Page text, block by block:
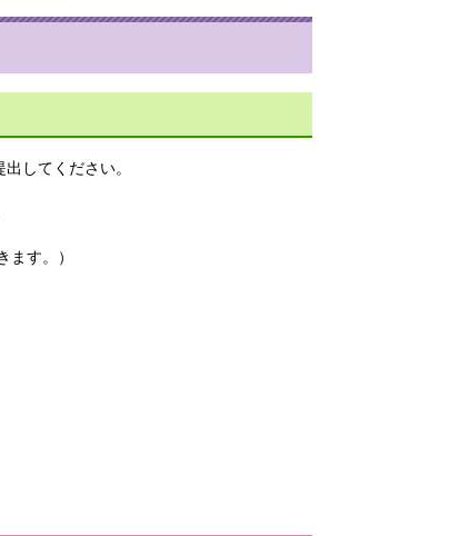
してください。
す。）